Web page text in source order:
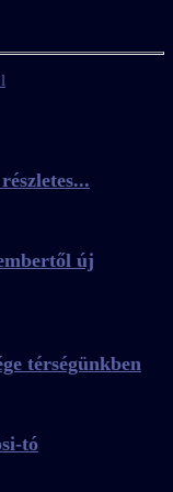
új
térségünkben
tó